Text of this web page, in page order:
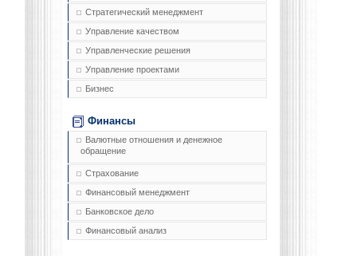
Стратегический менеджмент
Управление качеством
Управленческие решения
Управление проектами
Бизнес
Финансы
Валютные отношения и денежное
обращение
Страхование
Финансовый менеджмент
Банковское дело
Финансовый анализ